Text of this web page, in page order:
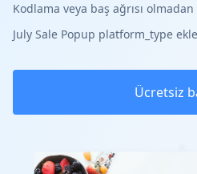
Kodlama veya baş ağrısı
July Sale Popup platform_type
Ücretsiz